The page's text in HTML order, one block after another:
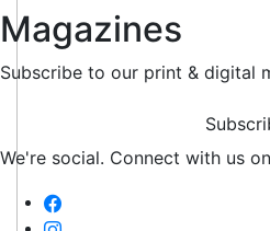
Magazines
Subscribe to our print & digital
We're social. Connect with us